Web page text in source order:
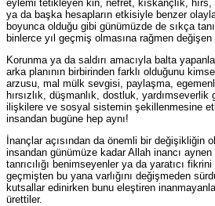
eylemi tetikleyen kin, nefret, kıskançlık, hırs,
ya da başka hesapların etkisiyle benzer
boyunca olduğu gibi günümüzde de sıkça
binlerce yıl geçmiş olmasına rağmen
Korunma ya da saldırı amacıyla balta
arka planının birbirinden farklı olduğunu
arzusu, mal mülk sevgisi, paylaşma,
hırsızlık, düşmanlık, dostluk,
ilişkilere ve sosyal sistemin şekillenmesine
insandan bugüne hep aynı!
İnançlar açısından da önemli bir değişikliğin
insandan günümüze kadar Allah inancı
tanrıcılığı benimseyenler ya da yaratıcı
geçmişten bu yana varlığını değişmeden
kutsallar edinirken bunu eleştiren
ürettiler.